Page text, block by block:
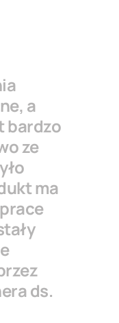
a
bardzo
ze
ma
ds.